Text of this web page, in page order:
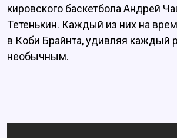
кировского баскетбола Андрей
Тетенькин. Каждый из них на
в Коби Брайнта, удивляя каждый
необычным.